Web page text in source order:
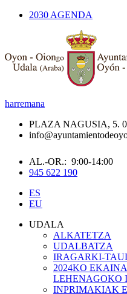
2030 AGENDA
harremana
PLAZA NAGUSIA, 5.
AL.-OR.: 9:00-14:00
945 622 190
ES
EU
UDALA
ALKATETZA
UDALBATZA
IRAGARKI-
2024KO
LEHENAGOKO
INPRIMAKIAK